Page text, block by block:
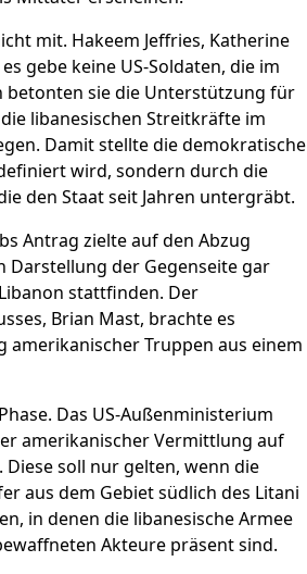
mit. Hakeem Jeffries, Katherine
gebe keine US-Soldaten, die im
betonten sie die Unterstützung für
libanesischen Streitkräfte im
Damit stellte die demokratische
wird, sondern durch die
den Staat seit Jahren untergräbt.
Antrag zielte auf den Abzug
Darstellung der Gegenseite gar
stattfinden. Der
Brian Mast, brachte es
amerikanischer Truppen aus einem
Das US-Außenministerium
amerikanischer Vermittlung auf
soll nur gelten, wenn die
aus dem Gebiet südlich des Litani
in denen die libanesische Armee
Akteure präsent sind.